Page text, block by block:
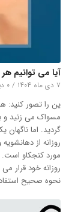
آیا می توانیم
۷ دی ماه ۱۴۰۴ / ۰ دیدگاه
ین را تصور کنید:
مسواک می زنید و
گردید. اما
روزانه از
مورد کنجکاو است.
روزانه خود قرار
نحوه صحیح